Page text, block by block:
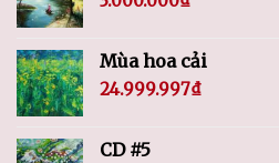
Mùa hoa cải
24.999.997₫
CD #5